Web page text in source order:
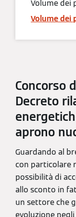
Volume dei
Volume dei
Concorso
Decreto
aprono
Guardando al
con particolare
possibilità di
allo sconto in
un settore che
evoluzione